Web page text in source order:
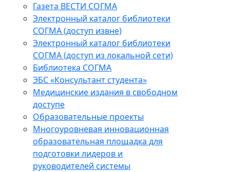
Газета ВЕСТИ СОГМА
Электронный каталог библиотеки
СОГМА (доступ извне)
Электронный каталог библиотеки
СОГМА (доступ из локальной сети)
Библиотека СОГМА
ЭБС «Консультант студента»
Медицинские издания в свободном
доступе
Образовательные проекты
Многоуровневая инновационная
образовательная площадка для
подготовки лидеров и
руководителей системы